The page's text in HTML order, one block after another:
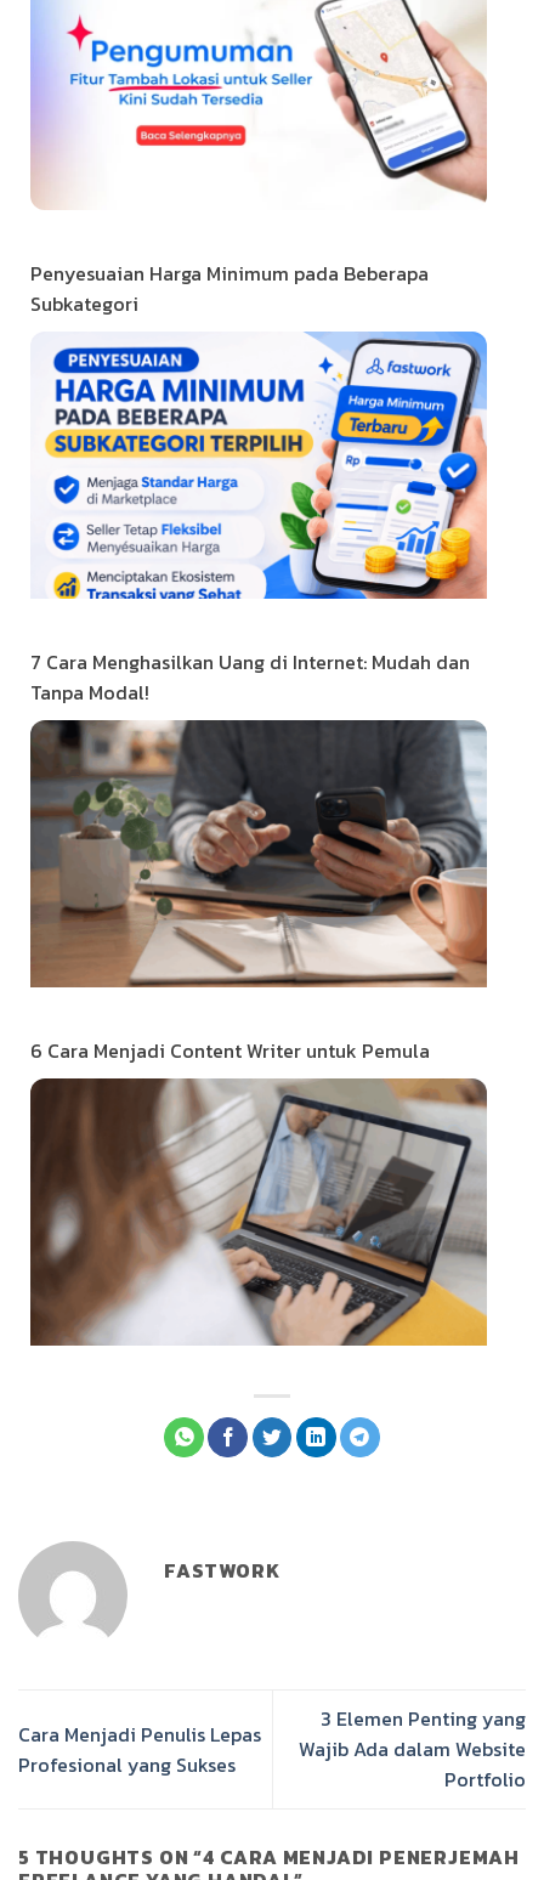
Penyesuaian Harga Minimum pada Beberapa
Subkategori
7 Cara Menghasilkan Uang di Internet: Mudah dan
Tanpa Modal!
6 Cara Menjadi Content Writer untuk Pemula
FASTWORK
Cara Menjadi Penulis Lepas
Profesional yang Sukses
3 Elemen Penting yang
Wajib Ada dalam Website
Portfolio
5 THOUGHTS ON “4 CARA MENJADI PENERJEMAH